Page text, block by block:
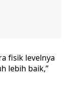
fisik levelnya
lebih baik,”